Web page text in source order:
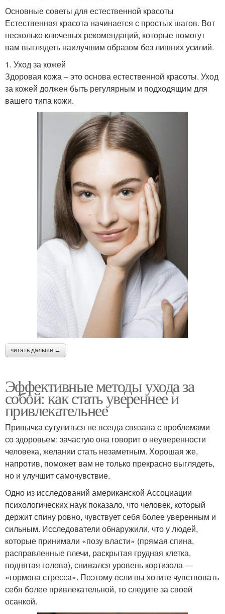
Основные советы для естественной красоты
Естественная красота начинается с простых шагов. Вот
несколько ключевых рекомендаций, которые помогут
вам выглядеть наилучшим образом без лишних усилий.
1. Уход за кожей
Здоровая кожа – это основа естественной красоты. Уход
за кожей должен быть регулярным и подходящим для
вашего типа кожи.
читать дальше →
Эффективные методы ухода за
собой: как стать увереннее и
привлекательнее
Привычка сутулиться не всегда связана с проблемами
со здоровьем: зачастую она говорит о неуверенности
человека, желании стать незаметным. Хорошая же,
напротив, поможет вам не только прекрасно выглядеть,
но и улучшит самочувствие.
Одно из исследований американской Ассоциации
психологических наук показало, что человек, который
держит спину ровно, чувствует себя более уверенным и
сильным. Исследователи обнаружили, что у людей,
которые принимали «позу власти» (прямая спина,
расправленные плечи, раскрытая грудная клетка,
поднятая голова), снижался уровень кортизола —
«гормона стресса». Поэтому если вы хотите чувствовать
себя более привлекательной, то следите за своей
осанкой.